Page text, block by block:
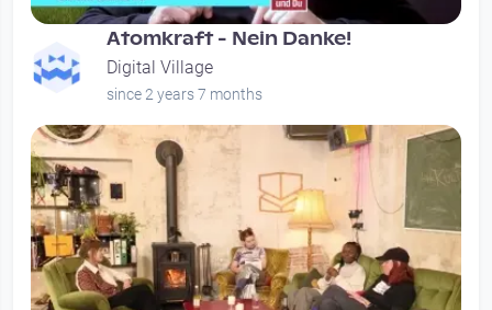
Atomkraft - Nein Danke!
Digital Village
since 2 years 7 months